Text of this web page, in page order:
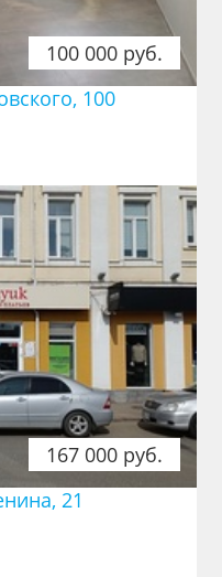
100 000 руб.
100
167 000 руб.
21